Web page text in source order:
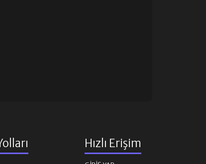
30. BÖLÜM
Hızlı Erişim